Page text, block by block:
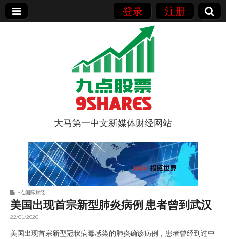
登录 注册
9点股票
大马第一中文新媒体财经网站
9点国际财经
美国出现首宗新型肺炎病例 患者曾到武汉
22/01/2020
美国出现首宗新型冠状病毒感染的肺炎确诊病例，患者曾经到过中